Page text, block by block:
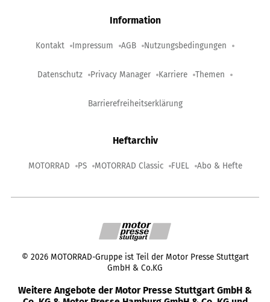
Information
Kontakt Impressum AGB Nutzungsbedingungen
Datenschutz Privacy Manager Karriere Themen
Barrierefreiheitserklärung
Heftarchiv
MOTORRAD PS MOTORRAD Classic FUEL Abo & Hefte
© 2026 MOTORRAD-Gruppe ist Teil der Motor Presse Stuttgart
GmbH & Co.KG
Weitere Angebote der Motor Presse Stuttgart GmbH &